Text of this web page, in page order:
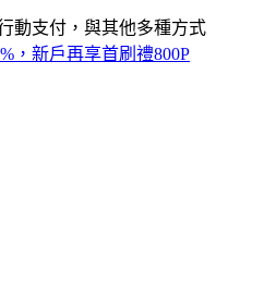
動支付，與其他多種方式
，新戶再享首刷禮800P